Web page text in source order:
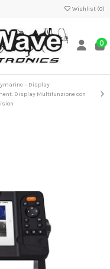
Wishlist (0)
0
– Display
Display Multifunzione con